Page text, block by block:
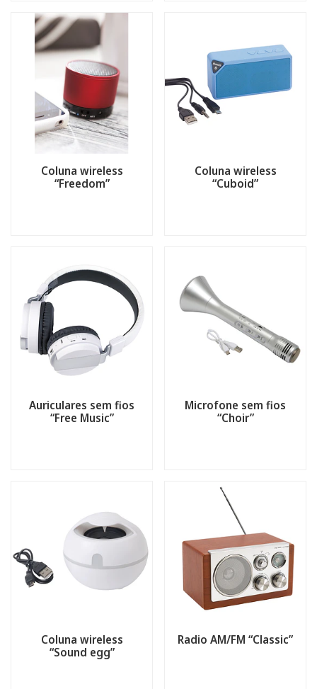
Coluna wireless
“Freedom”
Coluna wireless
“Cuboid”
Auriculares sem fios
“Free Music”
Microfone sem fios
“Choir”
Coluna wireless
“Sound egg”
Radio AM/FM “Classic”